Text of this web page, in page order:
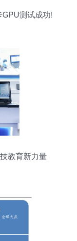
测试成功!
教育新力量